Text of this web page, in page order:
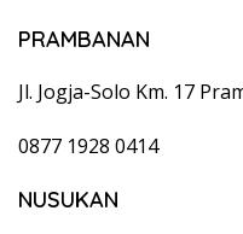
PRAMBANAN
Jl. Jogja-Solo Km. 17
0877 1928 0414
NUSUKAN